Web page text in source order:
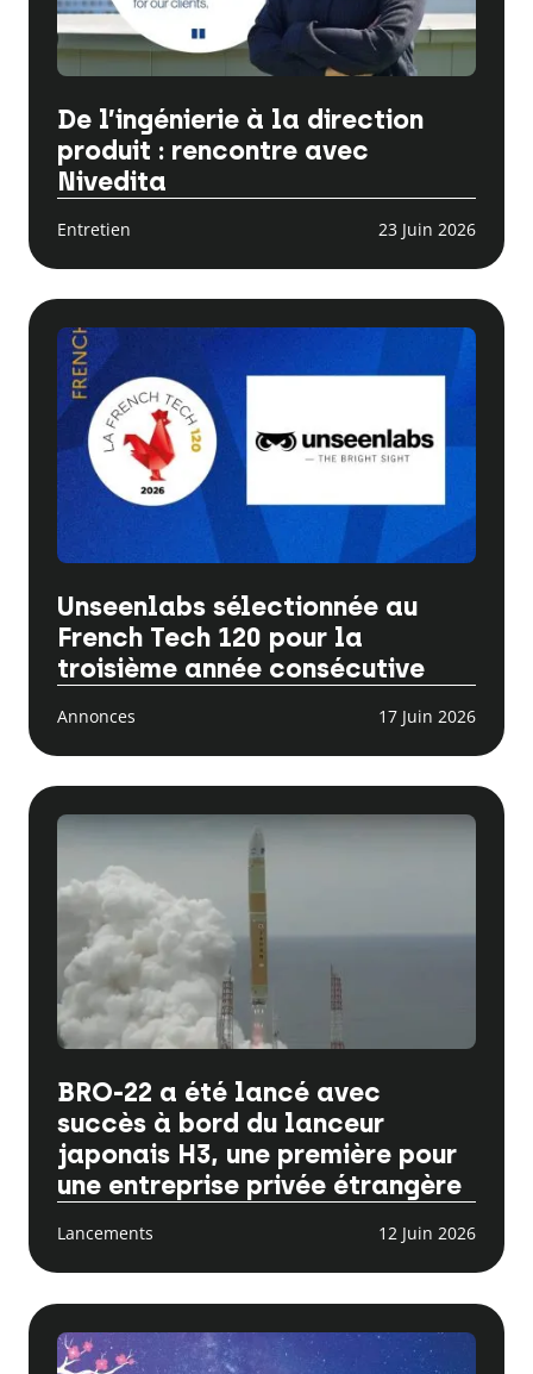
De l’ingénierie à la direction
produit : rencontre avec
Nivedita
Entretien 23 Juin 2026
Unseenlabs sélectionnée au
French Tech 120 pour la
troisième année consécutive
Annonces 17 Juin 2026
BRO-22 a été lancé avec
succès à bord du lanceur
japonais H3, une première pour
une entreprise privée étrangère
Lancements 12 Juin 2026